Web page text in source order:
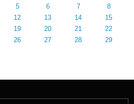
5 6 7
8
12 13 14
15
19 20 21
22
26 27 28
29